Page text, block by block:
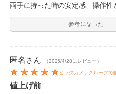
両手に持った時の安定感、操作性
参考になった
匿名 さん （2026/4/28にレビュー）
ビックカメラグループで
値上げ前